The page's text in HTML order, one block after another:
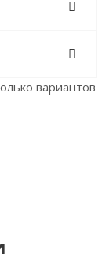
вариантов